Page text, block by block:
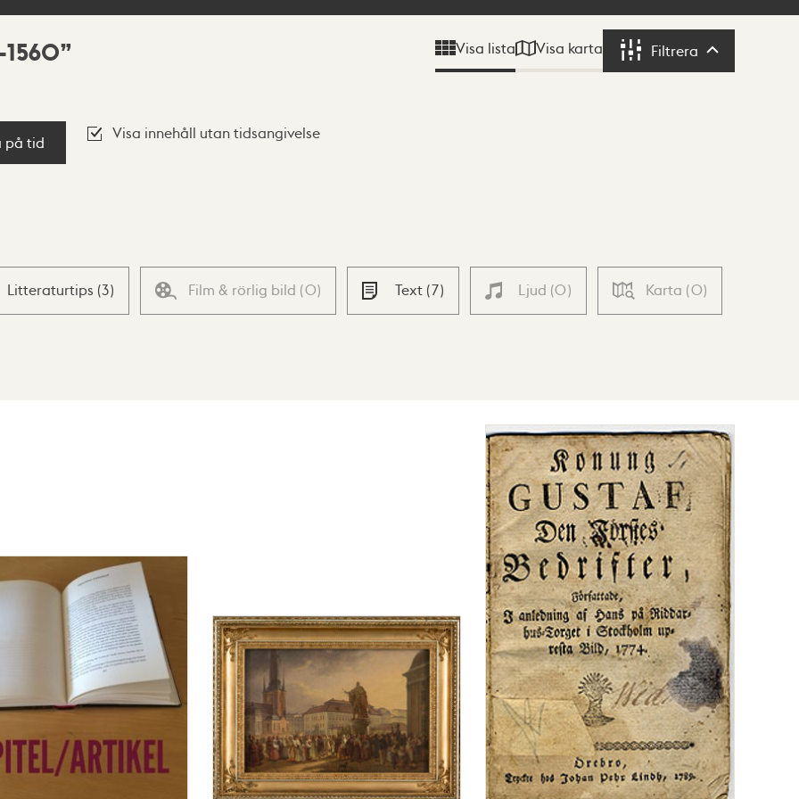
1560 Visa lista Visa karta Filtrera Filtrera
på tid
Visa innehåll utan tidsangivelse
Litteraturtips (3) Film & rörlig bild (0) Text (7) Ljud (0) Karta (0)